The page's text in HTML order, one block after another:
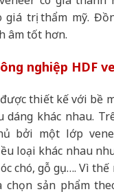
giá trị thẩm mỹ.
âm tốt hơn.
nghiệp HDF
thiết kế với bề
dáng khác nhau.
bởi một lớp
loại khác nhau
chó, gỗ gụ…. Vì
sản phẩm